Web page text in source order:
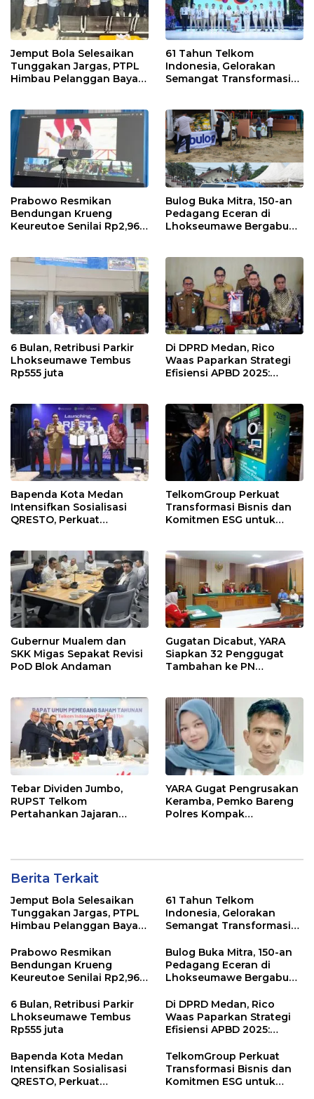
Jemput Bola Selesaikan
Tunggakan Jargas, PTPL
Himbau Pelanggan Bayar
61 Tahun Telkom
Indonesia, Gelorakan
Semangat Transformasi
Prabowo Resmikan
Bendungan Krueng
Keureutoe Senilai Rp2,96
Bulog Buka Mitra, 150-an
Pedagang Eceran di
Lhokseumawe Bergabung
6 Bulan, Retribusi Parkir
Lhokseumawe Tembus
Rp555 juta
Di DPRD Medan, Rico
Waas Paparkan Strategi
Efisiensi APBD 2025:
Bapenda Kota Medan
Intensifkan Sosialisasi
QRESTO, Perkuat
TelkomGroup Perkuat
Transformasi Bisnis dan
Komitmen ESG untuk
Gubernur Mualem dan
SKK Migas Sepakat Revisi
PoD Blok Andaman
Gugatan Dicabut, YARA
Siapkan 32 Penggugat
Tambahan ke PN
Tebar Dividen Jumbo,
RUPST Telkom
Pertahankan Jajaran
YARA Gugat Pengrusakan
Keramba, Pemko Bareng
Polres Kompak
Berita Terkait
Jemput Bola Selesaikan
Tunggakan Jargas, PTPL
Himbau Pelanggan Bayar
61 Tahun Telkom
Indonesia, Gelorakan
Semangat Transformasi
Prabowo Resmikan
Bendungan Krueng
Keureutoe Senilai Rp2,96
Bulog Buka Mitra, 150-an
Pedagang Eceran di
Lhokseumawe Bergabung
6 Bulan, Retribusi Parkir
Lhokseumawe Tembus
Rp555 juta
Di DPRD Medan, Rico
Waas Paparkan Strategi
Efisiensi APBD 2025:
dan Digitalisasi PAD
Bapenda Kota Medan
Intensifkan Sosialisasi
QRESTO, Perkuat
TelkomGroup Perkuat
Transformasi Bisnis dan
Komitmen ESG untuk